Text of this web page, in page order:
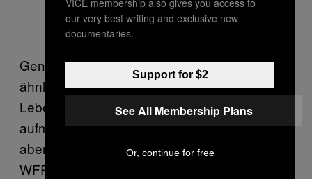
Genau deshalb sind VoucherChef und
ähnliche Programme wichtig, um auf die
Lebensmittelunsicherheit der Flüchtlinge
aufmerksam zu machen. VoucherChef ist
aber nicht nur gute PR für die Arbeit des
WFP. Die ursprüngliche Idee war, ein
our very best writing and exclusive new
documentaries.
Support for $2
See All Membership Plans
Or, continue for free